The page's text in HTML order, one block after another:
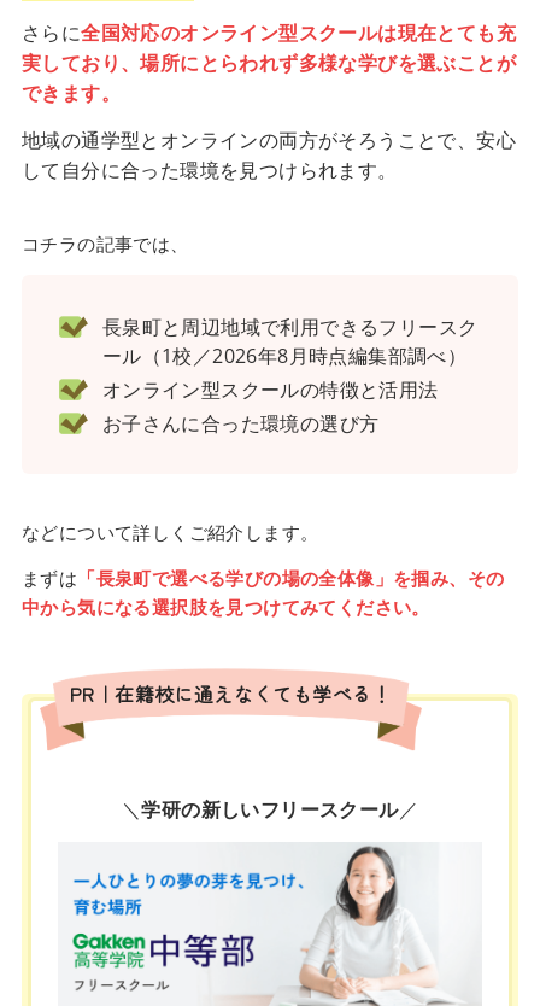
さらに全国対応のオンライン型スクールは現在とても充
実しており、場所にとらわれず多様な学びを選ぶことが
できます。
地域の通学型とオンラインの両方がそろうことで、安心
して自分に合った環境を見つけられます。
コチラの記事では、
長泉町と周辺地域で利用できるフリースク
ール（1校／2026年8月時点編集部調べ）
オンライン型スクールの特徴と活用法
お子さんに合った環境の選び方
などについて詳しくご紹介します。
まずは 「長泉町で選べる学びの場の全体像」を掴み、その
中から気になる選択肢を見つけてみてください。
PR｜在籍校に通えなくても学べる！
＼学研の新しいフリースクール／